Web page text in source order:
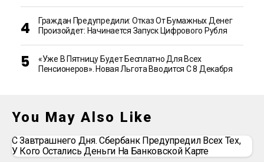
Граждан Предупредили: Отказ От Бумажных Денег
Произойдет: Начинается Запуск Цифрового Рубля
«Уже В Пятницу Будет Бесплатно Для Всех
Пенсионеров». Новая Льгота Вводится С 8 Декабря
You May Also Like
С Завтрашнего Дня. Сбербанк Предупредил Всех Тех,
У Кого Остались Деньги На Банковской Карте